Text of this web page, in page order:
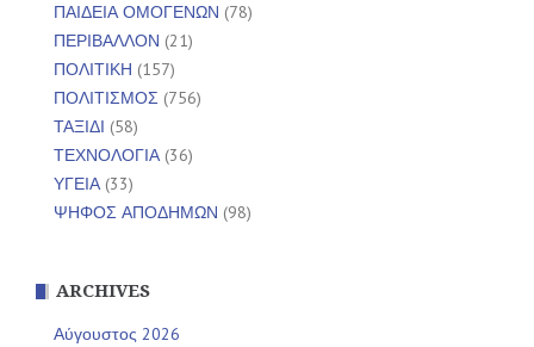
ΠΑΙΔΕΙΑ ΟΜΟΓΕΝΩΝ (78)
ΠΕΡΙΒΑΛΛΟΝ (21)
ΠΟΛΙΤΙΚΗ (157)
ΠΟΛΙΤΙΣΜΟΣ (756)
ΤΑΞΙΔΙ (58)
ΤΕΧΝΟΛΟΓΙΑ(36)
ΥΓΕΙΑ(33)
ΨΗΦΟΣ ΑΠΟΔΗΜΩΝ (98)
ARCHIVES
Αύγουστος 2026